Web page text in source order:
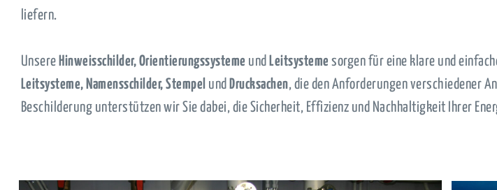
liefern.
Unsere Hinweisschilder, Orientierungssysteme und Leitsysteme sorgen für eine klare und
Leitsysteme, Namensschilder, Stempel und Drucksachen, die den Anforderungen verschiedener
Beschilderung unterstützen wir Sie dabei, die Sicherheit, Effizienz und Nachhaltigkeit Ihrer